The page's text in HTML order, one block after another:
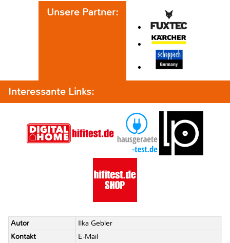
Unsere Partner:
Interessante Links:
Autor
Ilka Gebler
Kontakt
E-Mail